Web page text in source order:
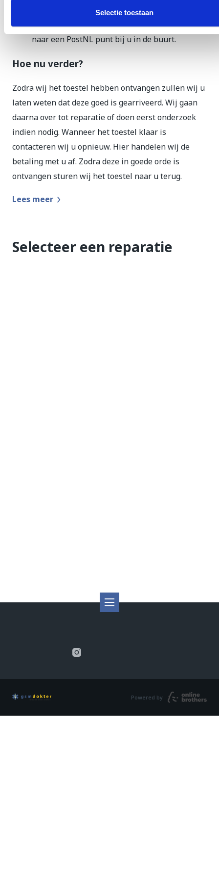
Selectie toestaan
verzenddoos (Zorg ervoor dat de telefoon goed
verpakt zit in de doos). Breng deze vervolgens
naar een PostNL punt bij u in de buurt.
Hoe nu verder?
Zodra wij het toestel hebben ontvangen zullen wij u
laten weten dat deze goed is gearriveerd. Wij gaan
daarna over tot reparatie of doen eerst onderzoek
indien nodig. Wanneer het toestel klaar is
contacteren wij u opnieuw. Hier handelen wij de
betaling met u af. Zodra deze in goede orde is
ontvangen sturen wij het toestel naar u terug.
Lees meer
Selecteer een reparatie
Powered by